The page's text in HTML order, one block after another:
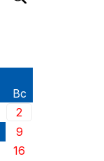
Вс
2
9
16